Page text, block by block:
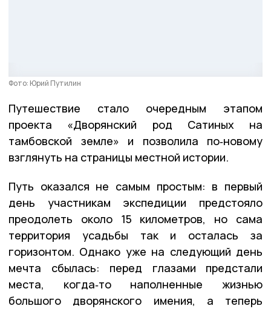
Фото: Юрий Путилин
Путешествие стало очередным этапом
проекта «Дворянский род Сатиных на
тамбовской земле» и позволила по‑новому
взглянуть на страницы местной истории.
Путь оказался не самым простым: в первый
день участникам экспедиции предстояло
преодолеть около 15 километров, но сама
территория усадьбы так и осталась за
горизонтом. Однако уже на следующий день
мечта сбылась: перед глазами предстали
места, когда‑то наполненные жизнью
большого дворянского имения, а теперь